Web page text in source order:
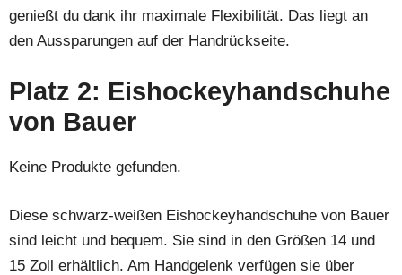
genießt du dank ihr maximale Flexibilität. Das liegt an
den Aussparungen auf der Handrückseite.
Platz 2: Eishockeyhandschuhe
von Bauer
Keine Produkte gefunden.
Diese schwarz-weißen Eishockeyhandschuhe von Bauer
sind leicht und bequem. Sie sind in den Größen 14 und
15 Zoll erhältlich. Am Handgelenk verfügen sie über